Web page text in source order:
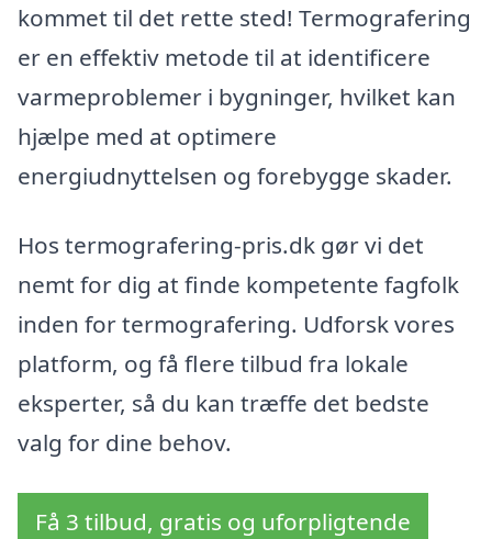
kommet til det rette sted! Termografering
er en effektiv metode til at identificere
varmeproblemer i bygninger, hvilket kan
hjælpe med at optimere
energiudnyttelsen og forebygge skader.
Hos termografering-pris.dk gør vi det
nemt for dig at finde kompetente fagfolk
inden for termografering. Udforsk vores
platform, og få flere tilbud fra lokale
eksperter, så du kan træffe det bedste
valg for dine behov.
Få 3 tilbud, gratis og uforpligtende